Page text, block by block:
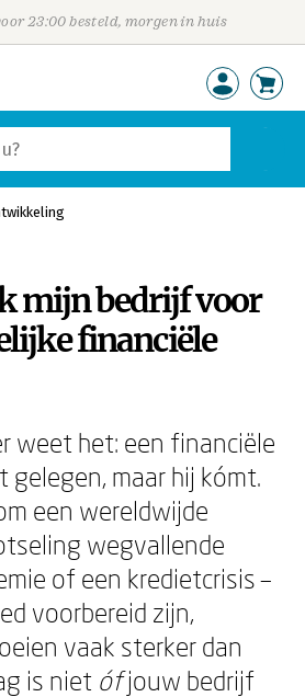
23:00 besteld, morgen in huis
mijn bedrijf voor
financiële
weet het: een financiële
gelegen, maar hij kómt.
een wereldwijde
wegvallende
of een kredietcrisis –
voorbereid zijn,
vaak sterker dan
is niet ófjouw bedrijf